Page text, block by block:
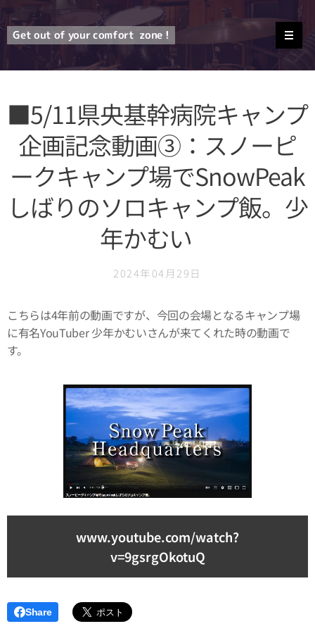
Get out of your comfort zone !
■5/11県央基幹病院キャンプ
企画記念動画③：スノーピ
ークキャンプ場でSnowPeak
しばりのソロキャンプ飯。少
年かむい
2024年04月29日
こちらは4年前の動画ですが、今回の会場となるキャンプ場
に有名YouTuber 少年かむいさんが来てくれた時の動画で
す。
www.youtube.com/watch?
v=9gsrgOkotuQ
Share